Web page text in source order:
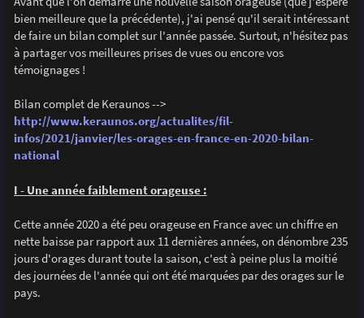
e
bien meilleure que la précédente), j'ai pensé qu'il serait intéressant
de faire un bilan complet sur l'année passée. Surtout, n'hésitez pas
à partager vos meilleures prises de vues ou encore vos
témoignages !
Bilan complet de Keraunos -->
http://www.keraunos.org/actualites/fil-
infos/2021/janvier/les-orages-en-france-en-2020-bilan-
national
I - Une année faiblement orageuse :
Cette année 2020 a été peu orageuse en France avec un chiffre en
nette baisse par rapport aux 11 dernières années, on dénombre 235
jours d'orages durant toute la saison, c'est à peine plus la moitié
des journées de l'année qui ont été marquées par des orages sur le
pays.